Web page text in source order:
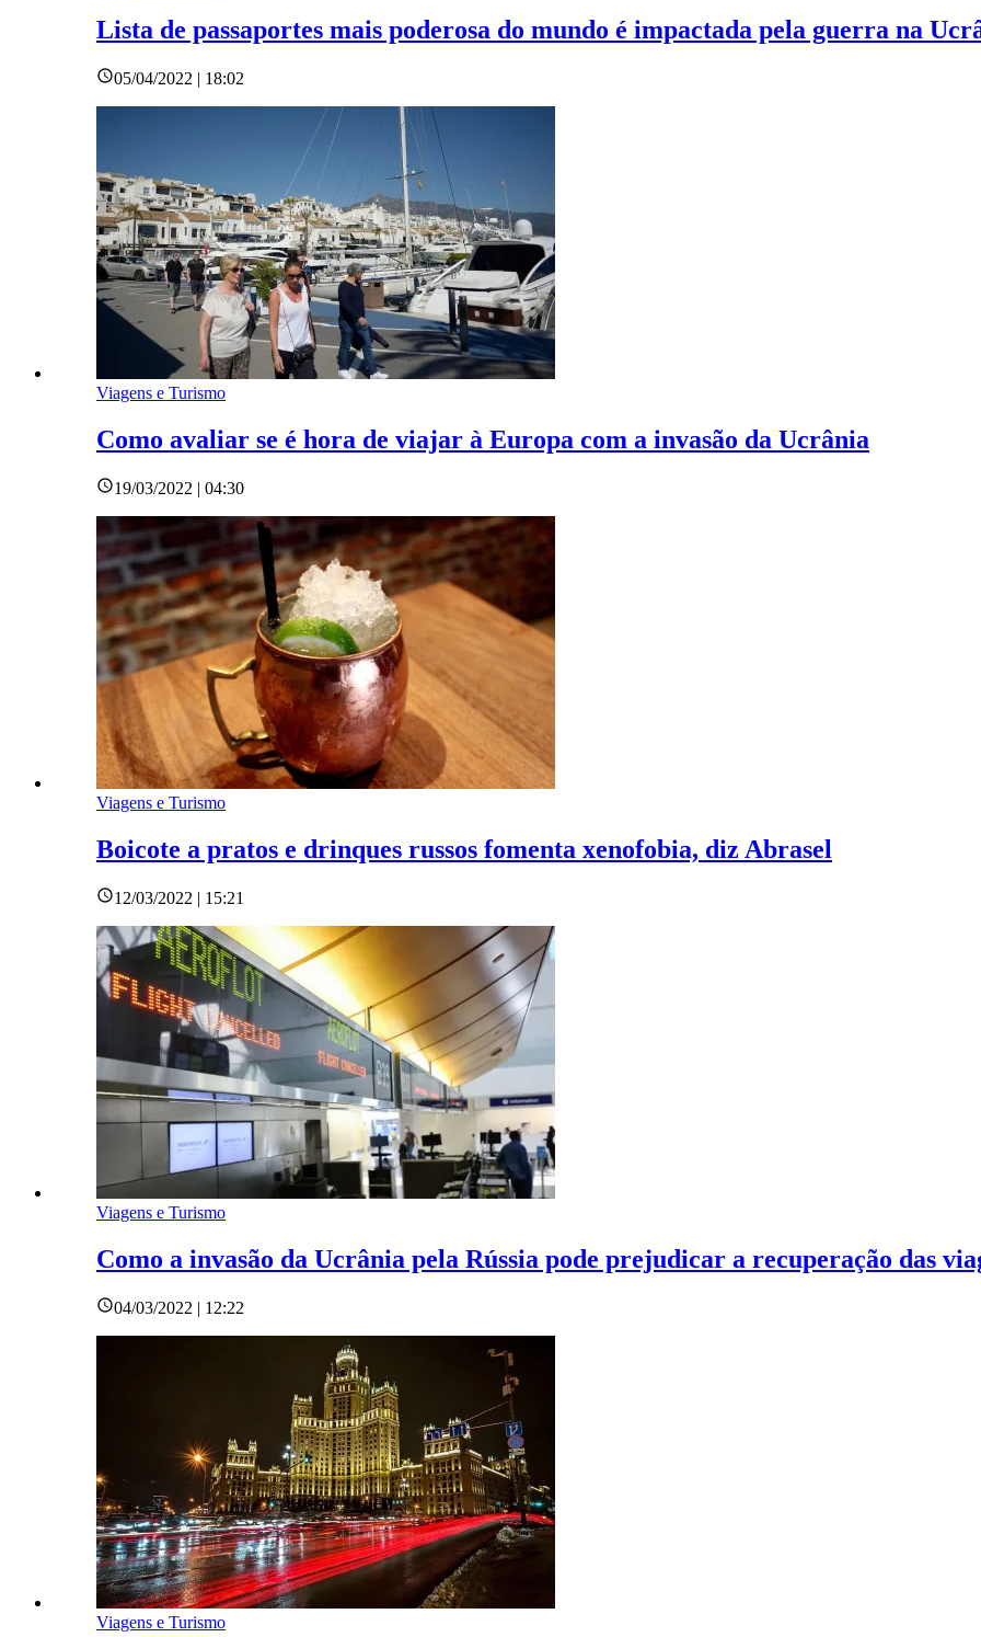
Lista de passaportes mais poderosa do mundo é impactada pela guerra na
05/04/2022 | 18:02
Viagens e Turismo
Como avaliar se é hora de viajar à Europa com a invasão da Ucrânia
19/03/2022 | 04:30
Viagens e Turismo
Boicote a pratos e drinques russos fomenta xenofobia, diz Abrasel
12/03/2022 | 15:21
Viagens e Turismo
Como a invasão da Ucrânia pela Rússia pode prejudicar a recuperação das
04/03/2022 | 12:22
Viagens e Turismo